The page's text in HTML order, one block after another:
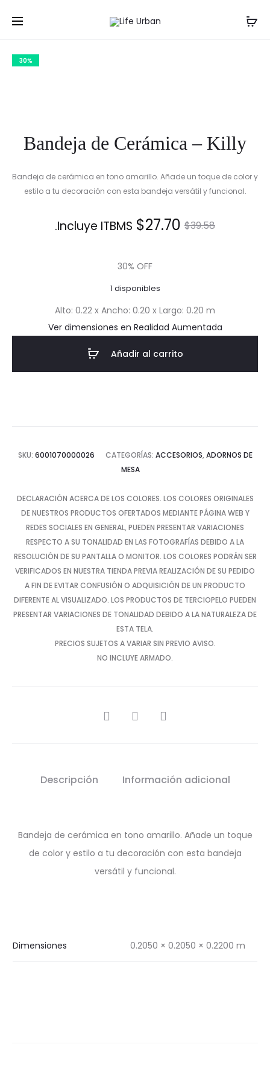
ADORNO
FLORERO
Inicio Bandeja de Cerámica – Killy
30%
Bandeja de Cerámica – Killy
Bandeja de cerámica en tono amarillo. Añade un toque de color y
estilo a tu decoración con esta bandeja versátil y funcional.
$39.58
El
original
era:
$39.58.
$27.70
El
actual
es:
$27.70.
Incluye ITBMS.
30% OFF
1 disponibles
Alto: 0.22 x Ancho: 0.20 x Largo: 0.20 m
Ver dimensiones en Realidad Aumentada
Añadir al carrito
SKU: 6001070000026 CATEGORÍAS: ACCESORIOS, ADORNOS DE
MESA
DECLARACIÓN ACERCA DE LOS COLORES. LOS COLORES ORIGINALES
DE NUESTROS PRODUCTOS OFERTADOS MEDIANTE PÁGINA WEB Y
REDES SOCIALES EN GENERAL, PUEDEN PRESENTAR VARIACIONES
RESPECTO A SU TONALIDAD EN LAS FOTOGRAFÍAS DEBIDO A LA
RESOLUCIÓN DE SU PANTALLA O MONITOR. LOS COLORES PODRÁN SER
VERIFICADOS EN NUESTRA TIENDA PREVIA REALIZACIÓN DE SU PEDIDO
A FIN DE EVITAR CONFUSIÓN O ADQUISICIÓN DE UN PRODUCTO
DIFERENTE AL VISUALIZADO. LOS PRODUCTOS DE TERCIOPELO PUEDEN
PRESENTAR VARIACIONES DE TONALIDAD DEBIDO A LA NATURALEZA DE
ESTA TELA.
PRECIOS SUJETOS A VARIAR SIN PREVIO AVISO.
NO INCLUYE ARMADO.
SHARE
Descripción Información adicional
Bandeja de cerámica en tono amarillo. Añade un toque
de color y estilo a tu decoración con esta bandeja
versátil y funcional.
Dimensiones 0.2050 × 0.2050 × 0.2200 m